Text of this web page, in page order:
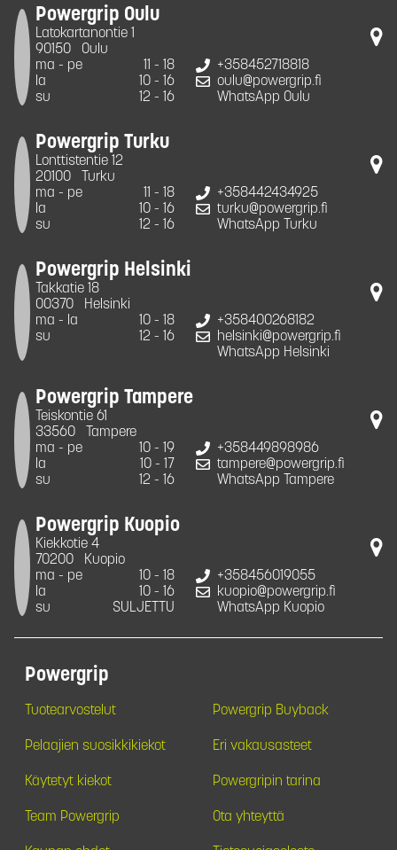
Powergrip Oulu
Latokartanontie 1
90150
Oulu
ma - pe
11 - 18
la
10 - 16
su
12 - 16
+358452718818
oulu@powergrip.fi
WhatsApp Oulu
Powergrip Turku
Lonttistentie 12
20100
Turku
ma - pe
11 - 18
la
10 - 16
su
12 - 16
+358442434925
turku@powergrip.fi
WhatsApp Turku
Powergrip Helsinki
Takkatie 18
00370
Helsinki
ma - la
10 - 18
su
12 - 16
+358400268182
helsinki@powergrip.fi
WhatsApp Helsinki
Powergrip Tampere
Teiskontie 61
33560
Tampere
ma - pe
10 - 19
la
10 - 17
su
12 - 16
+358449898986
tampere@powergrip.fi
WhatsApp Tampere
Powergrip Kuopio
Kiekkotie 4
70200
Kuopio
ma - pe
10 - 18
la
10 - 16
su
SULJETTU
+358456019055
kuopio@powergrip.fi
WhatsApp Kuopio
Powergrip
Tuotearvostelut Powergrip Buyback
Pelaajien suosikkikiekot Eri vakausasteet
Käytetyt kiekot Powergripin tarina
Team Powergrip Ota yhteyttä